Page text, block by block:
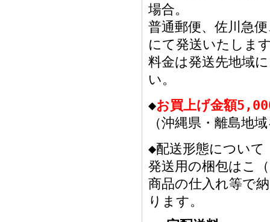
場合。
普通郵便、佐川急
にて発送いたしま
料金は発送先地域
い。
◆お買上げ金額
（沖縄県・離島地
◆配送形態について
発送用の梱包はこ
商品の仕入れ等で
ります。